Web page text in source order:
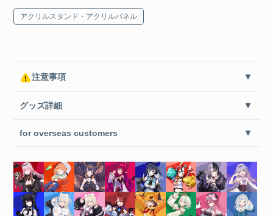
アクリルスタンド・アクリルパネル
注意事項
グッズ詳細
for overseas customers